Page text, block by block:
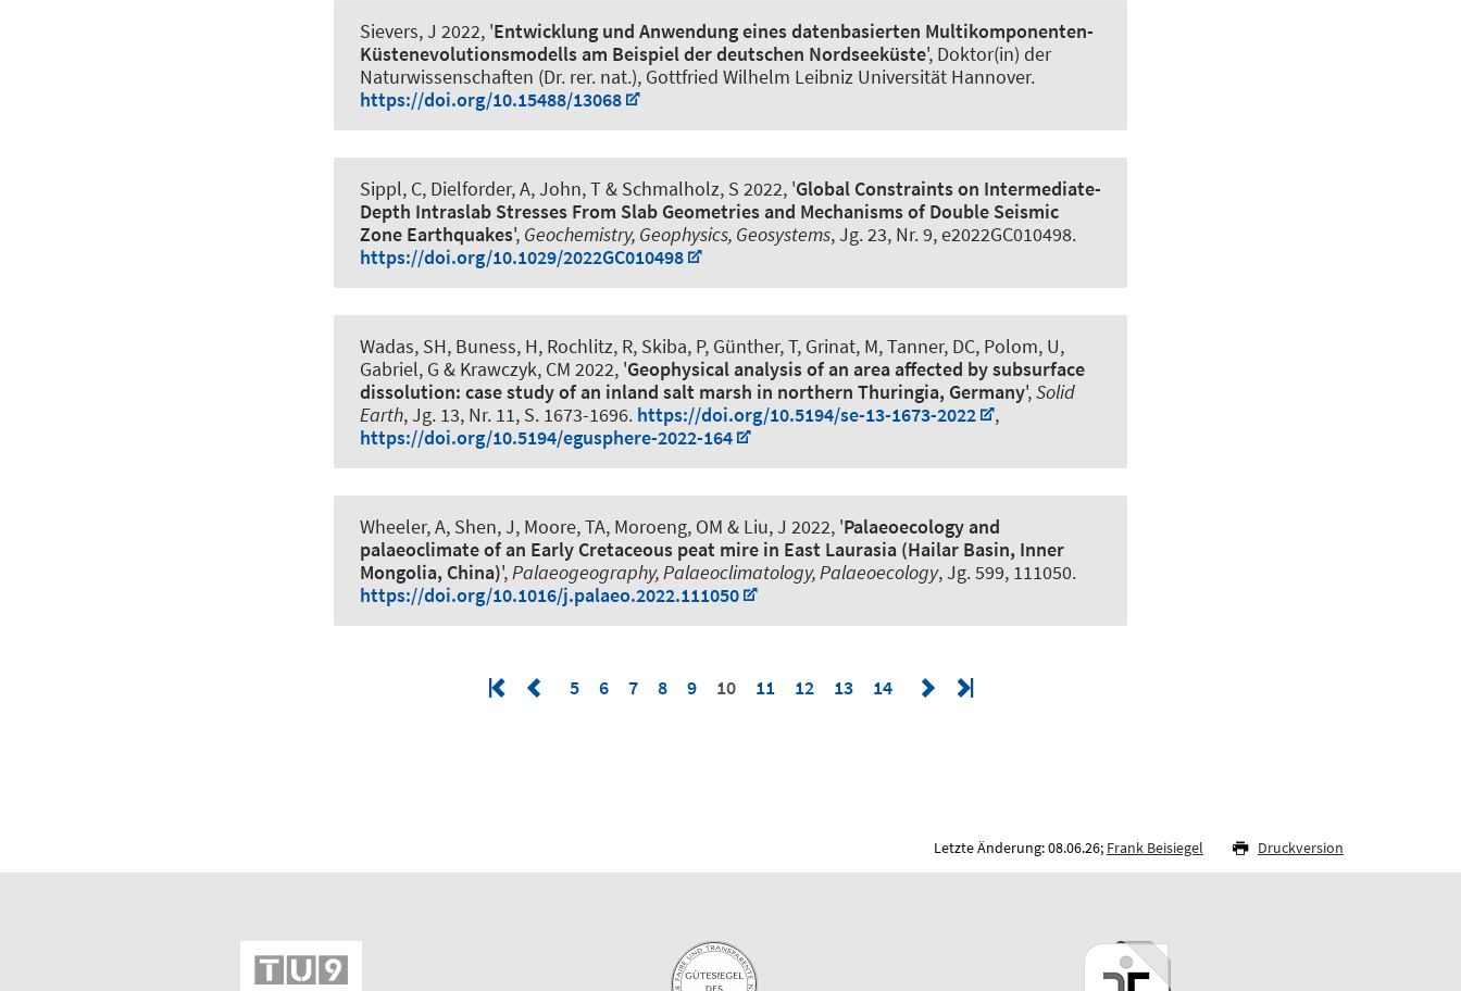
Sievers, J 2022, 'Entwicklung und Anwendung eines datenbasierten Multikomponenten-
Küstenevolutionsmodells am Beispiel der deutschen Nordseeküste', Doktor(in) der
Naturwissenschaften (Dr. rer. nat.), Gottfried Wilhelm Leibniz Universität Hannover.
https://doi.org/10.15488/13068
Sippl, C, Dielforder, A, John, T & Schmalholz, S 2022, 'Global Constraints on Intermediate-
Depth Intraslab Stresses From Slab Geometries and Mechanisms of Double Seismic
Zone Earthquakes', Geochemistry, Geophysics, Geosystems, Jg. 23, Nr. 9, e2022GC010498.
https://doi.org/10.1029/2022GC010498
Wadas, SH, Buness, H, Rochlitz, R, Skiba, P, Günther, T, Grinat, M, Tanner, DC, Polom, U,
Gabriel, G & Krawczyk, CM 2022, 'Geophysical analysis of an area affected by subsurface
dissolution: case study of an inland salt marsh in northern Thuringia, Germany',Solid
Earth, Jg. 13, Nr. 11, S. 1673-1696. https://doi.org/10.5194/se-13-1673-2022
,
https://doi.org/10.5194/egusphere-2022-164
Wheeler, A, Shen, J, Moore, TA, Moroeng, OM & Liu, J 2022, 'Palaeoecology and
palaeoclimate of an Early Cretaceous peat mire in East Laurasia (Hailar Basin, Inner
Mongolia, China)',Palaeogeography, Palaeoclimatology, Palaeoecology, Jg. 599, 111050.
https://doi.org/10.1016/j.palaeo.2022.111050
5 6 7 8 9 10 11 12 13 14
Letzte Änderung: 08.06.26; Frank Beisiegel Druckversion